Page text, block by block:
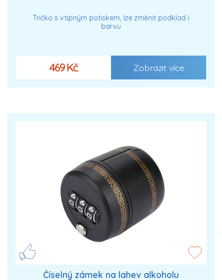
Tričko s vtipným potiskem, lze změnit podklad i
barvu
469 Kč Zobrazit více
Číselný zámek na lahev alkoholu